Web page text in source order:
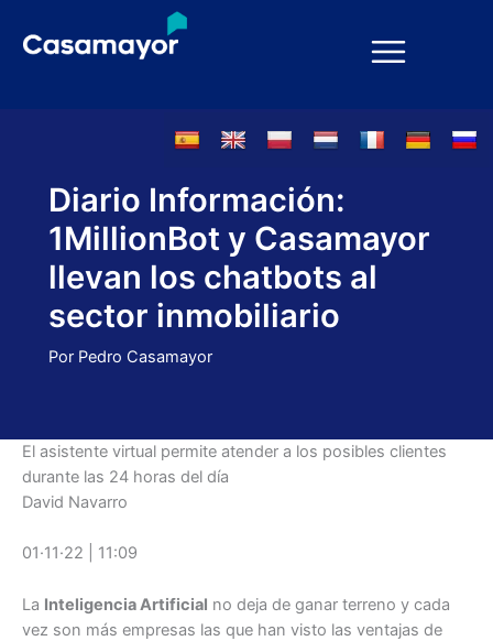
contenido
Diario Información:
1MillionBot y Casamayor
llevan los chatbots al
sector inmobiliario
Por Pedro Casamayor
El asistente virtual permite atender a los posibles clientes
durante las 24 horas del día
David Navarro
01·11·22 | 11:09
La Inteligencia Artificial no deja de ganar terreno y cada
vez son más empresas las que han visto las ventajas de